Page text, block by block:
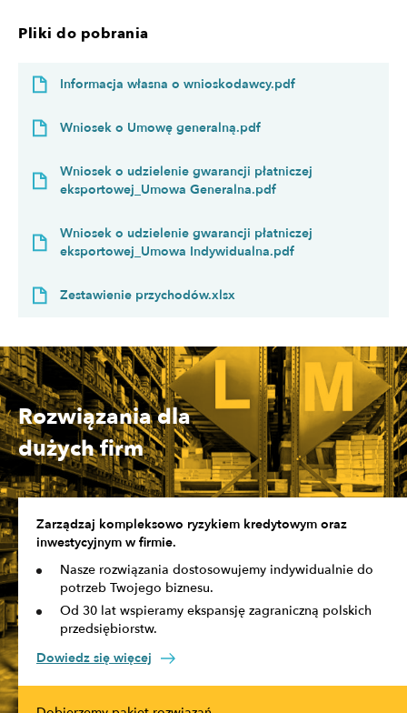
Pliki do pobrania
Informacja własna o wnioskodawcy.pdf
Wniosek o Umowę generalną.pdf
Wniosek o udzielenie gwarancji płatniczej
eksportowej_Umowa Generalna.pdf
Wniosek o udzielenie gwarancji płatniczej
eksportowej_Umowa Indywidualna.pdf
Zestawienie przychodów.xlsx
Rozwiązania dla
dużych firm
Zarządzaj kompleksowo ryzykiem kredytowym oraz
inwestycyjnym w firmie.
Nasze rozwiązania dostosowujemy indywidualnie do
potrzeb Twojego biznesu.
Od 30 lat wspieramy ekspansję zagraniczną polskich
przedsiębiorstw.
Dowiedz się więcej